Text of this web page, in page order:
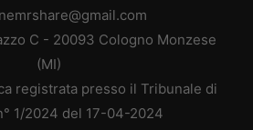
C - 20093 Cologno Monzese
(MI)
registrata presso il Tribunale di
1/2024 del 17-04-2024